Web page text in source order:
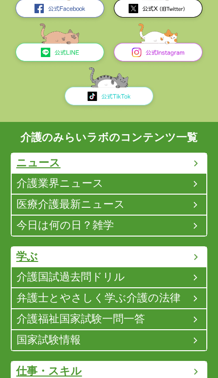
介護のみらいラボのコンテンツ一覧
ニュース
介護業界ニュース
医療介護最新ニュース
今日は何の日？雑学
学ぶ
介護国試過去問ドリル
弁護士とやさしく学ぶ介護の法律
介護福祉国家試験一問一答
国家試験情報
仕事・スキル